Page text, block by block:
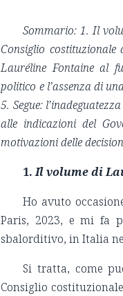
Sommario: 1. Il
Consiglio
Lauréline Fontaine al
politico e l’assenza di
5. Segue:
alle indicazioni del
motivazioni delle
1. Il volume di
Ho avuto
Paris, 2023, e mi fa
sbalorditivo, in Italia
Si tratta, come
Consiglio